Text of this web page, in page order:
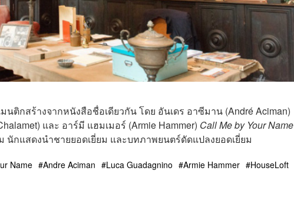
นติกสร้างจากหนังสือชื่อเดียวกัน โดย อันเดร อาซีมาน (André Aciman)
) และ อาร์มี แฮมเมอร์ (Armie Hammer) Call Me by Your Name
นักแสดงนำชายยอดเยี่ยม และบทภาพยนตร์ดัดแปลงยอดเยี่ยม
Name Andre Aciman Luca Guadagnino Armie Hammer HouseLoft